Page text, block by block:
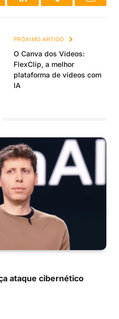
LinkedInTumblr Email
PRÓXIMO ARTIGO
O Canva dos Vídeos:
FlexClip, a melhor
plataforma de vídeos com
IA
ataque cibernético